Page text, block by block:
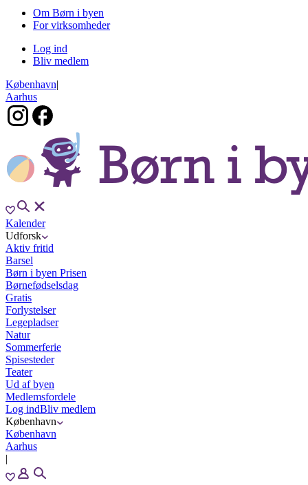
Om Børn i byen
For virksomheder
Log ind
Bliv medlem
København|
Aarhus
Kalender
Udforsk
Aktiv fritid
Barsel
Børn i byen Prisen
Børnefødselsdag
Gratis
Forlystelser
Legepladser
Natur
Sommerferie
Spisesteder
Teater
Ud af byen
Medlemsfordele
Log indBliv medlem
København
København
Aarhus
|